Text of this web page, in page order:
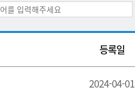
등록일
2024-04-01